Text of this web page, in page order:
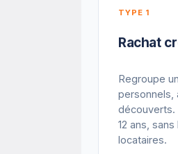
TYPE 1
Rachat
Regroupe
personnels,
découverts.
12 ans,
locataires.